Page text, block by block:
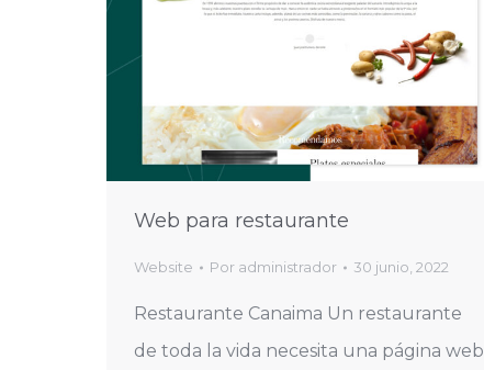
Web para restaurante
Website Por administrador 30 junio, 2022
Restaurante Canaima Un restaurante
de toda la vida necesita una página web